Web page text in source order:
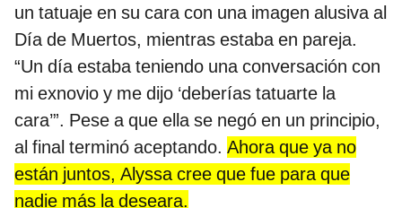
un tatuaje en su cara con una imagen alusiva al
Día de Muertos, mientras estaba en pareja.
“Un día estaba teniendo una conversación con
mi exnovio y me dijo ‘deberías tatuarte la
cara’”. Pese a que ella se negó en un principio,
al final terminó aceptando. Ahora que ya no
están juntos, Alyssa cree que fue para que
nadie más la deseara.